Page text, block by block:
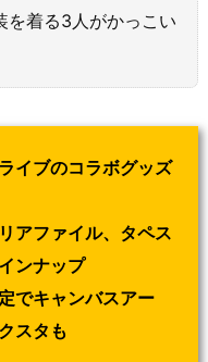
を着る3人がかっこい
イブのコラボグッズ
アファイル、タペス
ンナップ
でキャンバスアー
スタも